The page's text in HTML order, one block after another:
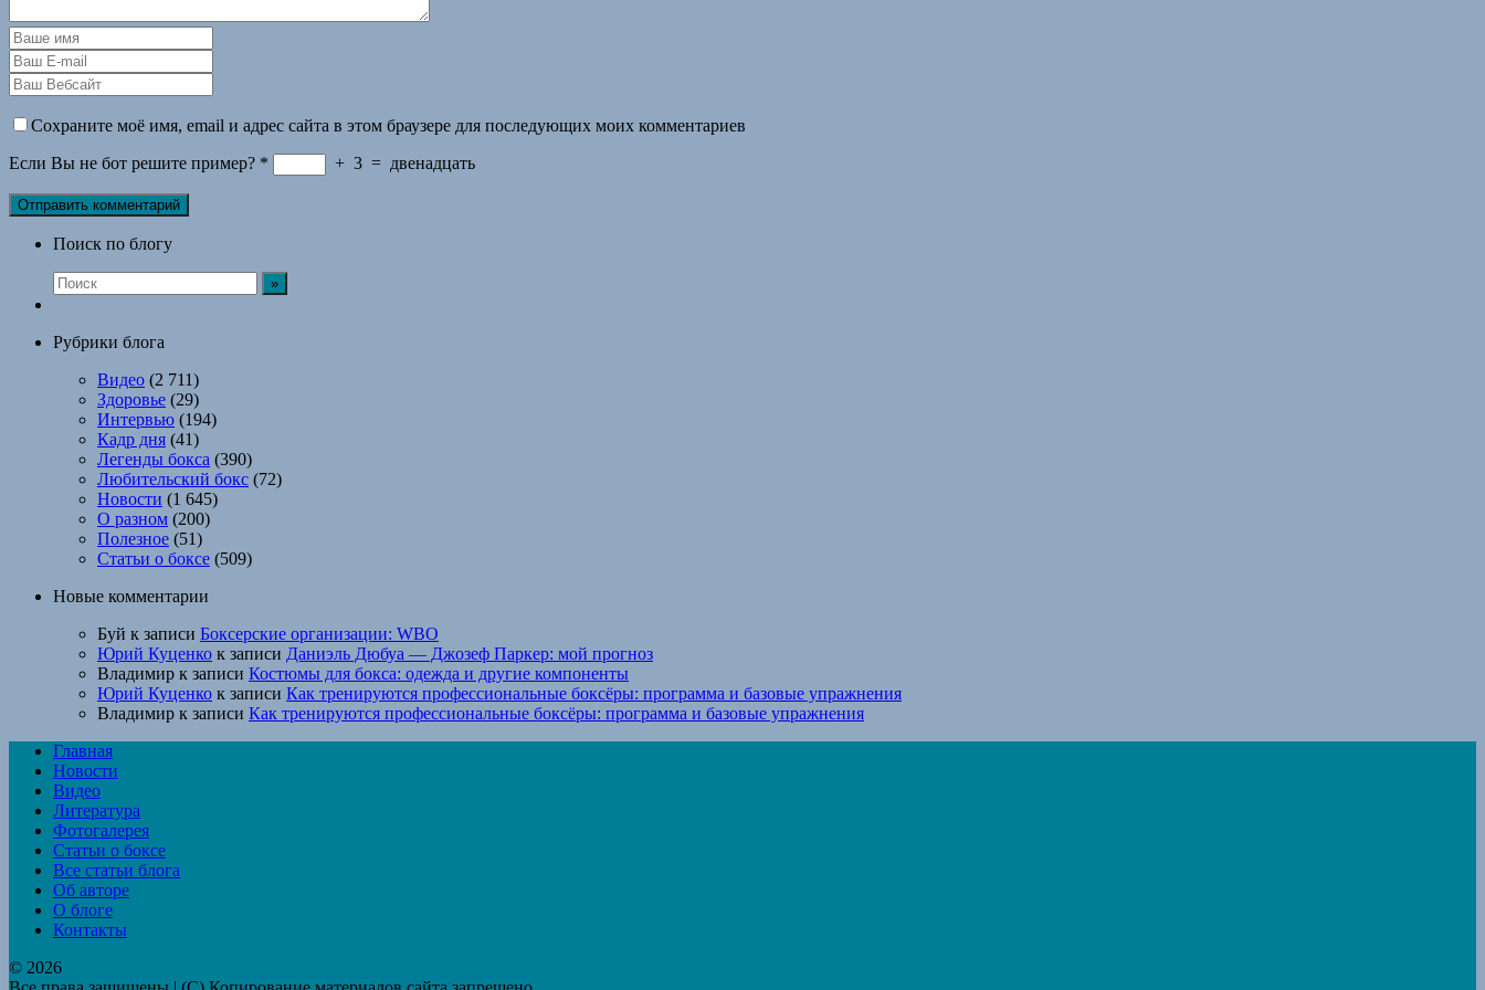
Сохраните моё имя, email и адрес сайта в этом браузере для последующих моих комментариев
Если Вы не бот решите пример? * + 3 = двенадцать
Поиск по блогу
Рубрики блога
Видео (2 711)
Здоровье (29)
Интервью (194)
Кадр дня (41)
Легенды бокса (390)
Любительский бокс (72)
Новости (1 645)
О разном (200)
Полезное (51)
Статьи о боксе (509)
Новые комментарии
Буй к записи Боксерские организации: WBO
Юрий Куценко к записи Даниэль Дюбуа — Джозеф Паркер: мой прогноз
Владимир к записи Костюмы для бокса: одежда и другие компоненты
Юрий Куценко к записи Как тренируются профессиональные боксёры: программа и базовые упражнения
Владимир к записи Как тренируются профессиональные боксёры: программа и базовые упражнения
Главная
Новости
Видео
Литература
Фотогалерея
Статьи о боксе
Все статьи блога
Об авторе
О блоге
Контакты
© 2026